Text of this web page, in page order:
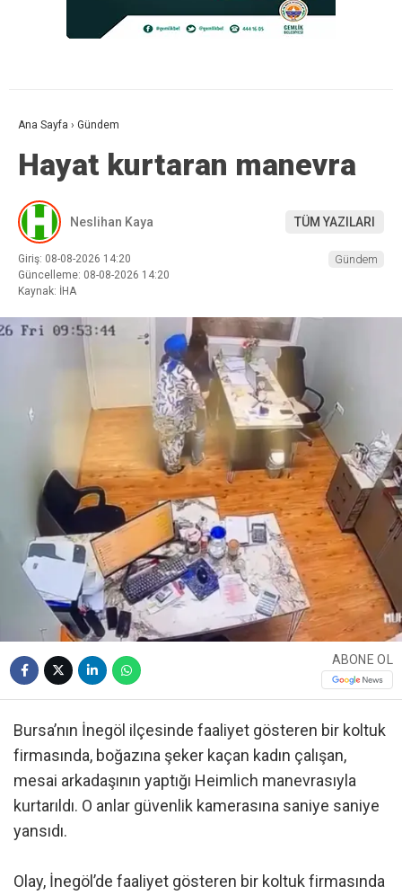
Ana Sayfa › Gündem
Hayat kurtaran manevra
Neslihan Kaya TÜM YAZILARI
Giriş: 08-08-2026 14:20
Güncelleme: 08-08-2026 14:20
Kaynak: İHA
Gündem
ABONE OL
Bursa’nın İnegöl ilçesinde faaliyet gösteren bir koltuk
firmasında, boğazına şeker kaçan kadın çalışan,
mesai arkadaşının yaptığı Heimlich manevrasıyla
kurtarıldı. O anlar güvenlik kamerasına saniye saniye
yansıdı.
Olay, İnegöl’de faaliyet gösteren bir koltuk firmasında